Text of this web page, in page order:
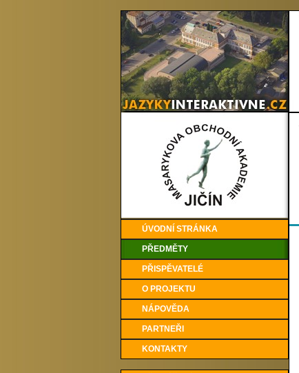
ÚVODNÍ STRÁNKA
PŘEDMĚTY
PŘISPĚVATELÉ
O PROJEKTU
NÁPOVĚDA
PARTNEŘI
KONTAKTY